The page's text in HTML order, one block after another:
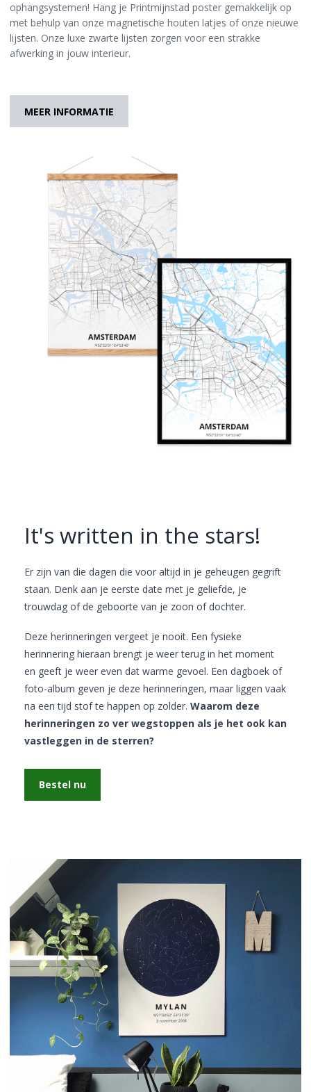
ophangsystemen! Hang je Printmijnstad poster gemakkelijk op
met behulp van onze magnetische houten latjes of onze nieuwe
lijsten. Onze luxe zwarte lijsten zorgen voor een strakke
afwerking in jouw interieur.
MEER INFORMATIE
It's written in the stars!
Er zijn van die dagen die voor altijd in je geheugen gegrift
staan. Denk aan je eerste date met je geliefde, je
trouwdag of de geboorte van je zoon of dochter.
Deze herinneringen vergeet je nooit. Een fysieke
herinnering hieraan brengt je weer terug in het moment
en geeft je weer even dat warme gevoel. Een dagboek of
foto-album geven je deze herinneringen, maar liggen vaak
na een tijd stof te happen op zolder. Waarom deze
herinneringen zo ver wegstoppen als je het ook kan
vastleggen in de sterren?
Bestel nu